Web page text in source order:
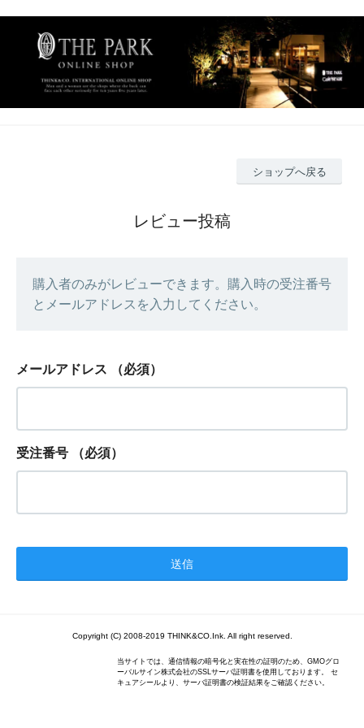
ショップへ戻る
レビュー投稿
購入者のみがレビューできます。購入時の受注番号
とメールアドレスを入力してください。
メールアドレス （必須）
受注番号 （必須）
Copyright (C) 2008-2019 THINK&CO.Ink. All right reserved.
当サイトでは、通信情報の暗号化と実在性の証明のため、GMOグロ
ーバルサイン株式会社のSSLサーバ証明書を使用しております。 セ
キュアシールより、サーバ証明書の検証結果をご確認ください。